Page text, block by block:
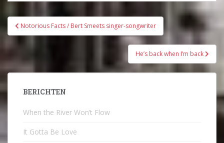
Bericht
navigatie
Notorious Facts / Bert Smeets singer-songwriter
He’s back when I’m back
BERICHTEN
When the River Won’t Flow
It Gotta Be Love